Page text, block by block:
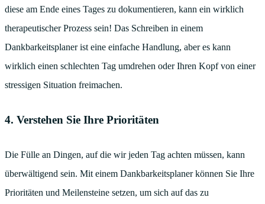
diese am Ende eines Tages zu dokumentieren, kann ein wirklich
therapeutischer Prozess sein! Das Schreiben in einem
Dankbarkeitsplaner ist eine einfache Handlung, aber es kann
wirklich einen schlechten Tag umdrehen oder Ihren Kopf von einer
stressigen Situation freimachen.
4. Verstehen Sie Ihre Prioritäten
Die Fülle an Dingen, auf die wir jeden Tag achten müssen, kann
überwältigend sein. Mit einem Dankbarkeitsplaner können Sie Ihre
Prioritäten und Meilensteine setzen, um sich auf das zu